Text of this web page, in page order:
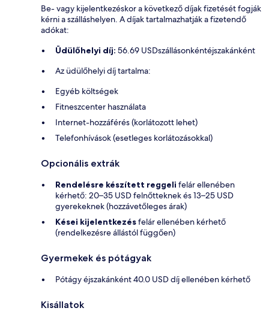
Be- vagy kijelentkezéskor a következő díjak fizetését fogják
kérni a szálláshelyen. A díjak tartalmazhatják a fizetendő
adókat:
Üdülőhelyi díj: 56.69 USDszállásonkéntéjszakánként
Az üdülőhelyi díj tartalma:
Egyéb költségek
Fitneszcenter használata
Internet-hozzáférés (korlátozott lehet)
Telefonhívások (esetleges korlátozásokkal)
Opcionális extrák
Rendelésre készített reggeli felár ellenében
kérhető: 20–35 USD felnőtteknek és 13–25 USD
gyerekeknek (hozzávetőleges árak)
Kései kijelentkezésfelár ellenében kérhető
(rendelkezésre állástól függően)
Gyermekek és pótágyak
Pótágy éjszakánként 40.0 USD díj ellenében kérhető
Kisállatok